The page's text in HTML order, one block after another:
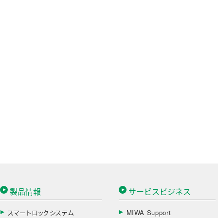
製品情報
スマートロックシステム
サービスビジネス
MIWA Support